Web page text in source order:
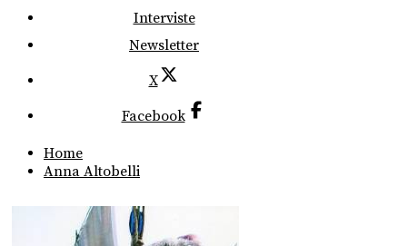
Interviste
Newsletter
X
Facebook
Home
Anna Altobelli